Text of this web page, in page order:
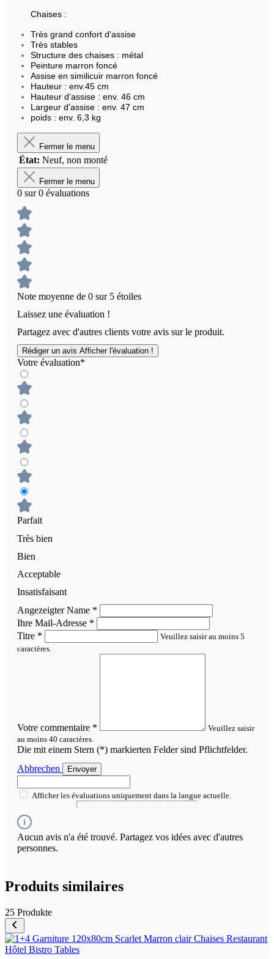
Chaises :
Très grand confort d'assise
Très stables
Structure des chaises : métal
Peinture marron foncé
Assise en similicuir marron foncé
Hauteur : env.45 cm
Hauteur d'assise : env. 46 cm
Largeur d'assise : env. 47 cm
poids : env. 6,3 kg
Fermer le menu
État: Neuf, non monté
Fermer le menu
0 sur 0 évaluations
Note moyenne de 0 sur 5 étoiles
Laissez une évaluation !
Partagez avec d'autres clients votre avis sur le produit.
Rédiger un avis Afficher l'évaluation !
Votre évaluation*
Parfait
Très bien
Bien
Acceptable
Insatisfaisant
Angezeigter Name *
Ihre Mail-Adresse *
Titre *
Veuillez saisir au moins 5
caractères.
Votre commentaire *
Veuillez saisir
au moins 40 caractères.
Die mit einem Stern (*) markierten Felder sind Pflichtfelder.
Abbrechen
Envoyer
Afficher les évaluations uniquement dans la langue actuelle.
Aucun avis n'a été trouvé. Partagez vos idées avec d'autres
personnes.
Produits similaires
25 Produkte